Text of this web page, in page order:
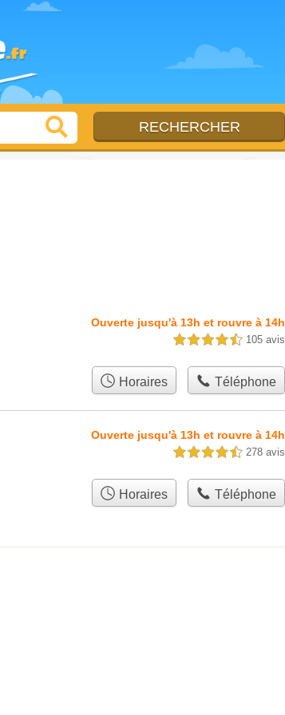
Ouverte jusqu'à 13h et rouvre à 14h
4,5 étoiles sur 5 105 avis
Horaires Téléphone
Ouverte jusqu'à 13h et rouvre à 14h
4,5 étoiles sur 5 278 avis
Horaires Téléphone